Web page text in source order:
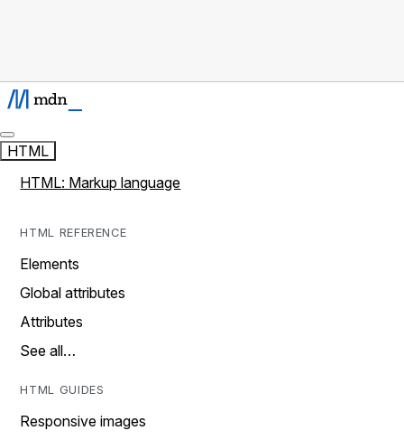
HTML
HTML: Markup language
HTML REFERENCE
Elements
Global attributes
Attributes
See all…
HTML GUIDES
Responsive images